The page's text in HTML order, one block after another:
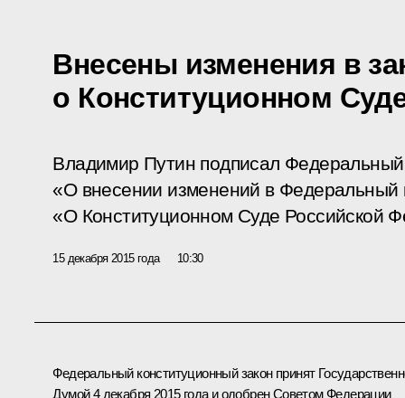
Внесены изменения в
о Конституционном
Владимир Путин подписал Федеральный
«О внесении изменений в Федеральный
«О Конституционном Суде Российской
15 декабря 2015 года 10:30
Федеральный конституционный закон принят
Думой 4 декабря 2015 года и одобрен Советом Федерации